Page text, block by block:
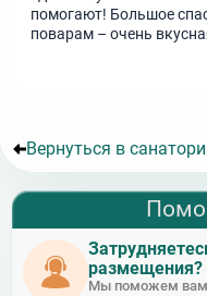
помогают! Большое
поварам – очень
Вернуться в
размещения?
Мы поможем вам